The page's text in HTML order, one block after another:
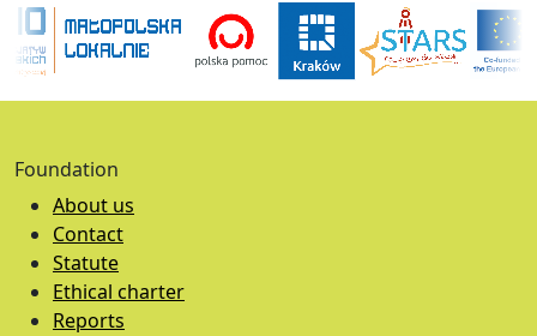
Foundation
About us
Contact
Statute
Ethical charter
Reports